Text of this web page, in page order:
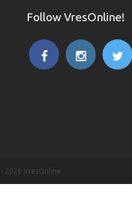
Follow VresOnline!
2026 VresOnline